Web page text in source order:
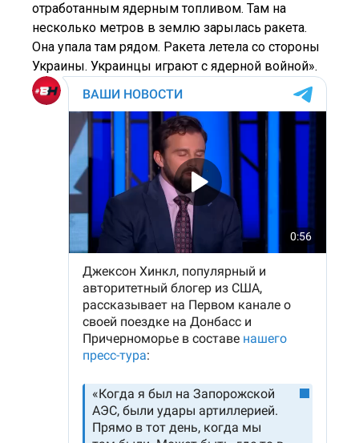
отработанным ядерным топливом. Там на
несколько метров в землю зарылась ракета.
Она упала там рядом. Ракета летела со стороны
Украины. Украинцы играют с ядерной войной».